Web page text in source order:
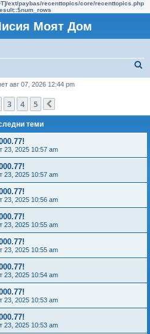
ext/paybas/recenttopics/core/recenttopics.php
Моят Дом
авг 07, 2026 12:44 pm
3 4 5
теми
23, 2025 10:57 am
23, 2025 10:57 am
23, 2025 10:56 am
23, 2025 10:55 am
23, 2025 10:55 am
23, 2025 10:54 am
23, 2025 10:53 am
23, 2025 10:53 am